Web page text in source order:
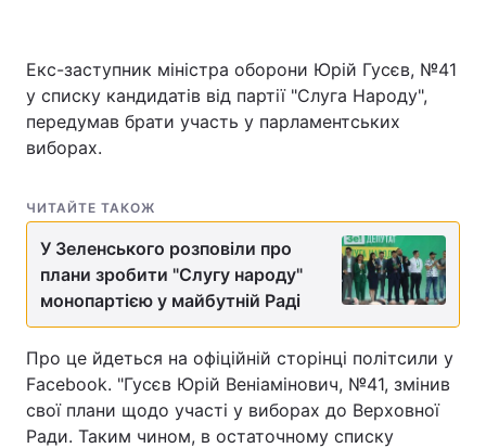
Екс-заступник міністра оборони Юрій Гусєв, №41
у списку кандидатів від партії "Слуга Народу",
передумав брати участь у парламентських
виборах.
ЧИТАЙТЕ ТАКОЖ
У Зеленського розповіли про
плани зробити "Слугу народу"
монопартією у майбутній Раді
Про це йдеться на офіційній сторінці політсили у
Facebook. "Гусєв Юрій Веніамінович, №41, змінив
свої плани щодо участі у виборах до Верховної
Ради. Таким чином, в остаточному списку